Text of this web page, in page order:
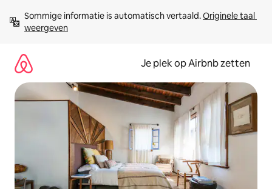
direct
naar
Sommige informatie is automatisch vertaald. Originele taal
weergeven
Je plek op Airbnb zetten